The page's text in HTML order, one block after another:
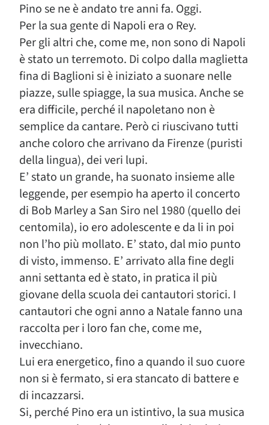
Pino se ne è andato tre anni fa. Oggi.
Per la sua gente di Napoli era o Rey.
Per gli altri che, come me, non sono di Napoli
è stato un terremoto. Di colpo dalla maglietta
fina di Baglioni si è iniziato a suonare nelle
piazze, sulle spiagge, la sua musica. Anche se
era difficile, perché il napoletano non è
semplice da cantare. Però ci riuscivano tutti
anche coloro che arrivano da Firenze (puristi
della lingua), dei veri lupi.
E’ stato un grande, ha suonato insieme alle
leggende, per esempio ha aperto il concerto
di Bob Marley a San Siro nel 1980 (quello dei
centomila), io ero adolescente e da li in poi
non l’ho più mollato. E’ stato, dal mio punto
di visto, immenso. E’ arrivato alla fine degli
anni settanta ed è stato, in pratica il più
giovane della scuola dei cantautori storici. I
cantautori che ogni anno a Natale fanno una
raccolta per i loro fan che, come me,
invecchiano.
Lui era energetico, fino a quando il suo cuore
non si è fermato, si era stancato di battere e
di incazzarsi.
Si, perché Pino era un istintivo, la sua musica